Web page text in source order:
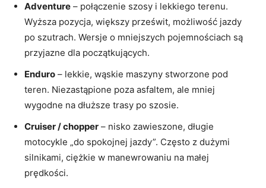
Adventure – połączenie szosy i lekkiego terenu.
Wyższa pozycja, większy prześwit, możliwość jazdy
po szutrach. Wersje o mniejszych pojemnościach są
przyjazne dla początkujących.
Enduro – lekkie, wąskie maszyny stworzone pod
teren. Niezastąpione poza asfaltem, ale mniej
wygodne na dłuższe trasy po szosie.
Cruiser / chopper – nisko zawieszone, długie
motocykle „do spokojnej jazdy”. Często z dużymi
silnikami, ciężkie w manewrowaniu na małej
prędkości.